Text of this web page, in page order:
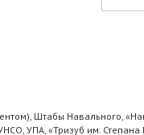
Штабы Навального,
УПА, «Тризуб им.